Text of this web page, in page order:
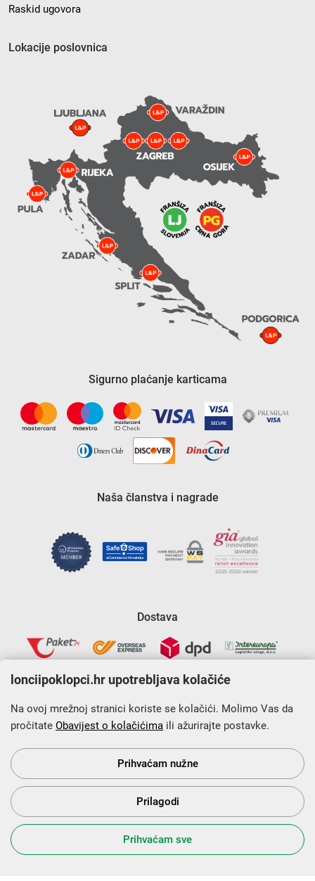
Raskid ugovora
Lokacije poslovnica
Sigurno plaćanje karticama
Naša članstva i nagrade
Dostava
Krajnji primatelj financijskog instrumenta sufinanciranog iz
Europskog fonda za regionalni razvoj u sklopu Operativnog
programa „Konkurentnost i kohezija”.
s Vama od 2014. godine!
lonciipoklopci.hr upotrebljava kolačiće
Na ovoj mrežnoj stranici koriste se kolačići. Molimo Vas da
pročitate Obavijest o kolačićima ili ažurirajte postavke.
Prihvaćam nužne
Prilagodi
Prihvaćam sve